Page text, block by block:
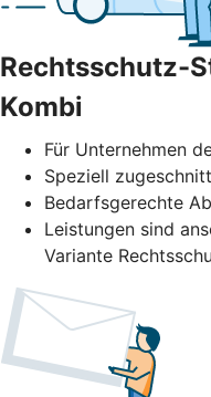
Rechtsschutz-
Kombi
Für Unternehmen
Speziell
Bedarfsgerechte
Leistungen sind
Variante